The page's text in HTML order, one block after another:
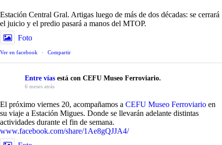
Estación Central Gral. Artigas luego de más de dos décadas: se cerrará
el juicio y el predio pasará a manos del MTOP.
Foto
Ver en facebook · Compartir
Entre vías está con CEFU Museo Ferroviario.
6 meses atrás
El próximo viernes 20, acompañamos a CEFU Museo Ferroviario en
su viaje a Estación Migues. Donde se llevarán adelante distintas
actividades durante el fin de semana.
www.facebook.com/share/1Ae8gQJJA4/